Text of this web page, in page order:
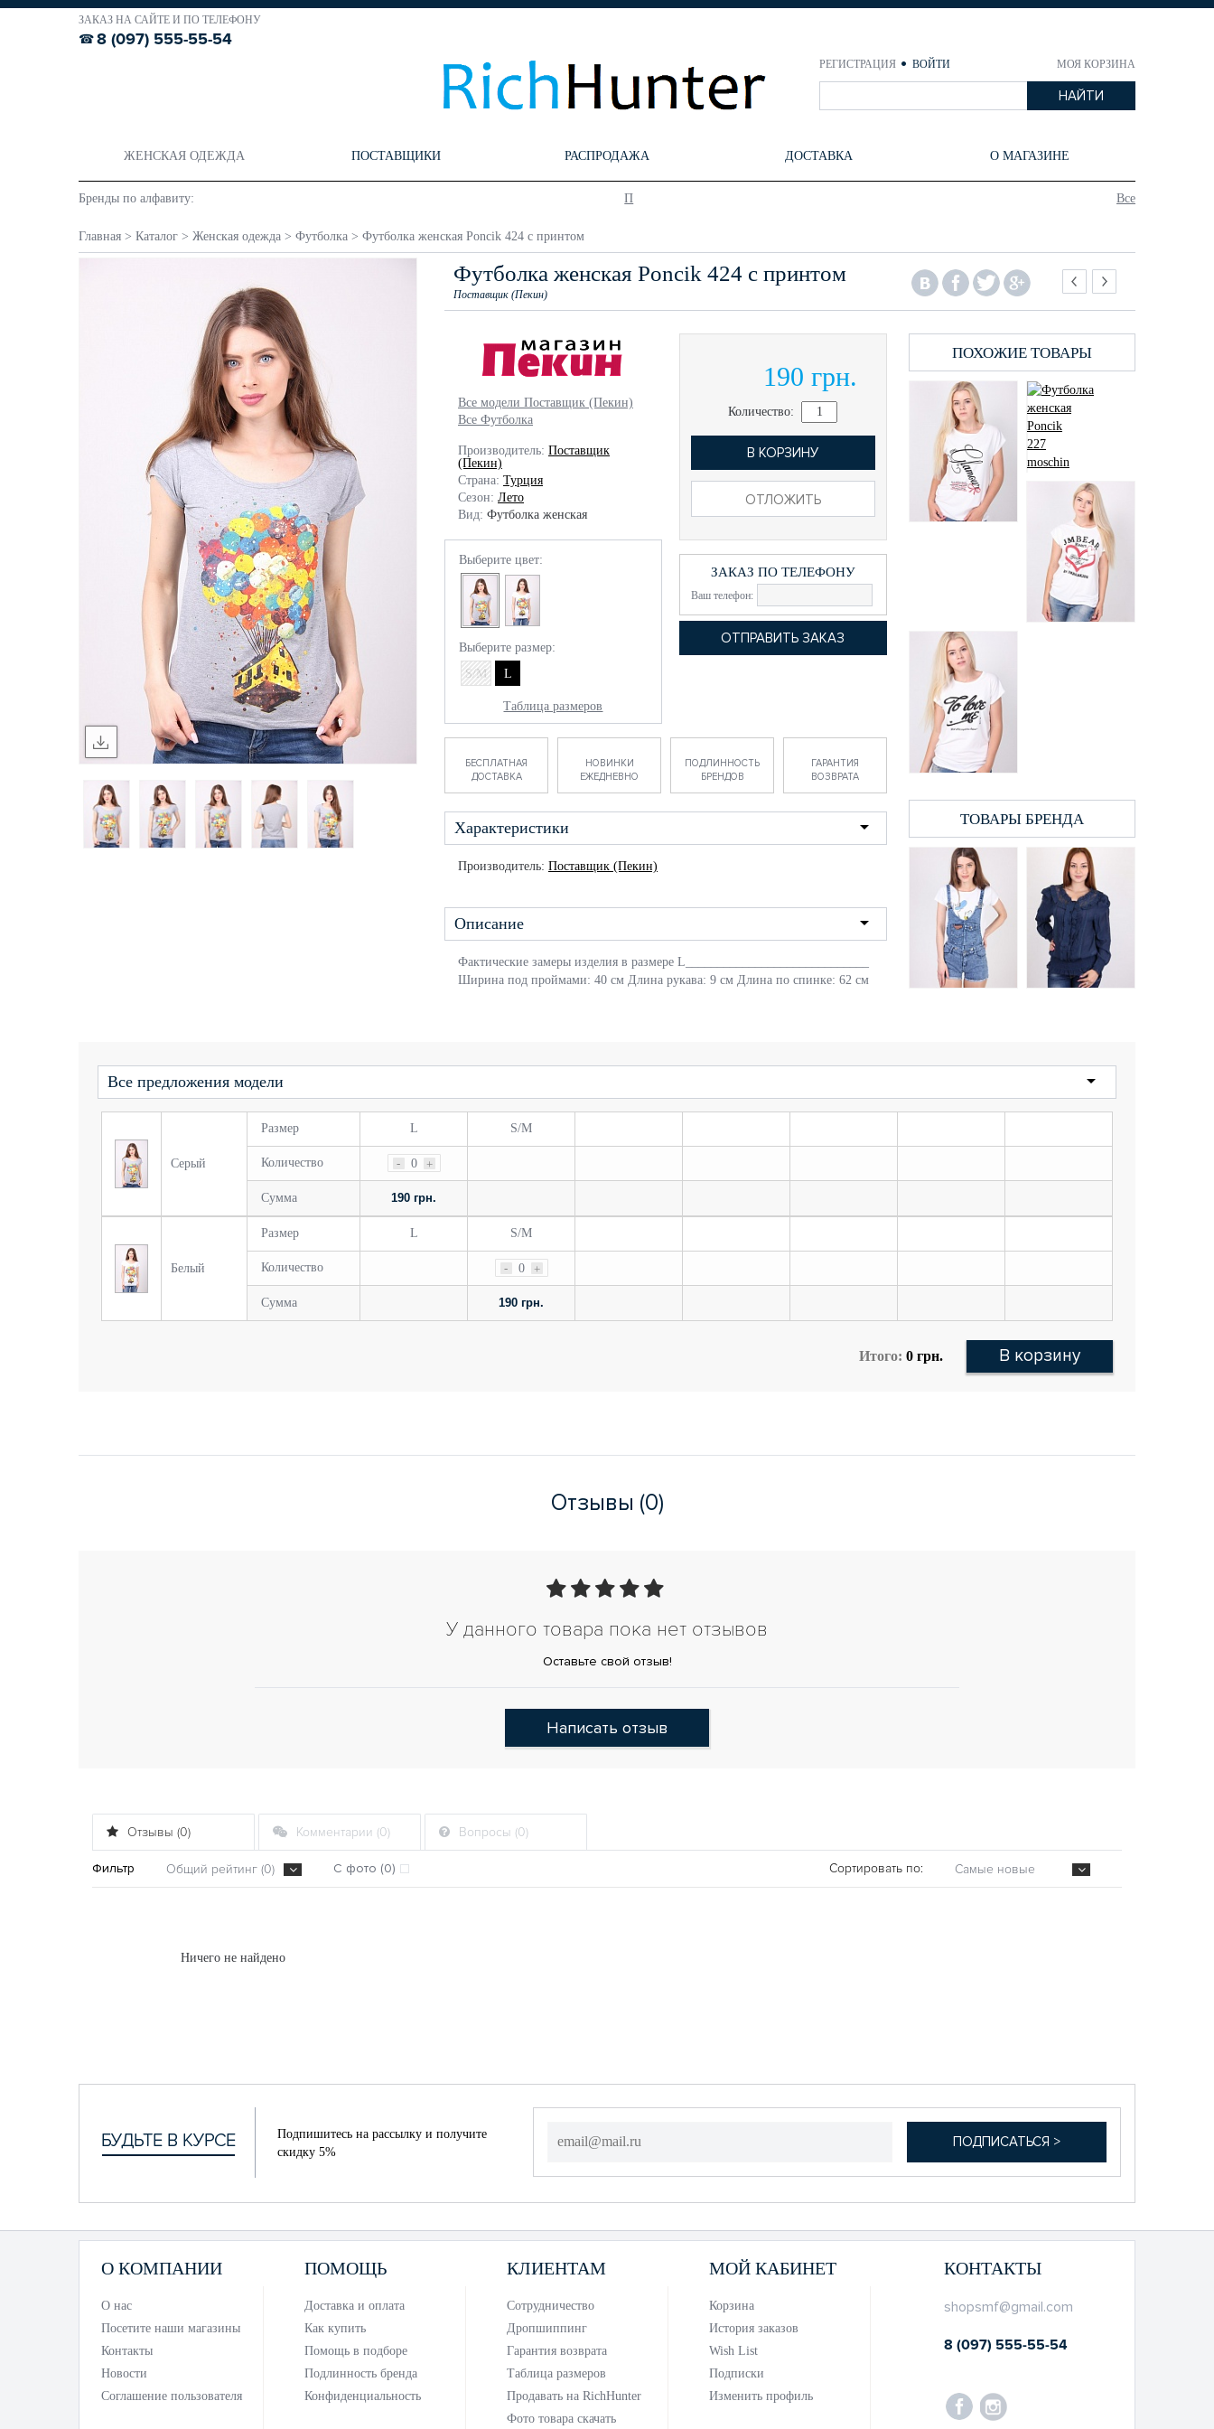
ЗАКАЗ НА САЙТЕ И ПО ТЕЛЕФОНУ
8 (097) 555-55-54
РЕГИСТРАЦИЯ ВОЙТИ МОЯ КОРЗИНА
ЖЕНСКАЯ ОДЕЖДА ПОСТАВЩИКИ РАСПРОДАЖА ДОСТАВКА О МАГАЗИНЕ
Бренды по алфавиту: П Все
Главная > Каталог > Женская одежда > Футболка > Футболка женская Poncik 424 с принтом
Футболка женская Poncik 424 с принтом
Поставщик (Пекин)
Все модели Поставщик (Пекин)
Все Футболка
Производитель: Поставщик
(Пекин)
Страна: Турция
Сезон: Лето
Вид: Футболка женская
Выберите цвет:
Выберите размер:
S/M
L
Таблица размеров
190 грн.
Количество:
В КОРЗИНУ
ОТЛОЖИТЬ
ЗАКАЗ ПО ТЕЛЕФОНУ
Ваш телефон:
БЕСПЛАТНАЯ
ДОСТАВКА
НОВИНКИ
ЕЖЕДНЕВНО
ПОДЛИННОСТЬ
БРЕНДОВ
ГАРАНТИЯ
ВОЗВРАТА
Характеристики
Производитель: Поставщик (Пекин)
Описание
Фактические замеры изделия в размере L_____________________________
Ширина под проймами: 40 см Длина рукава: 9 см Длина по спинке: 62 см
ПОХОЖИЕ ТОВАРЫ
160 грн.
Футболка женская
Poncik 227 moschin
167 грн.
Футболка женская
LadiesFashion 1011 с
принтом
160 грн.
ТОВАРЫ БРЕНДА
Комбинезон женский
366 грн.
Блузка женская
EURO'S 13120 (3039)
194 грн.
Все предложения модели
Серый
Размер
Количество
Сумма
Белый
Размер
Количество
Сумма
L
- 0 +
190 грн.
S/M
L S/M
- 0 +
190 грн.
Итого: 0 грн. В корзину
Отзывы (0)
У данного товара пока нет отзывов
Оставьте свой отзыв!
Написать отзыв
Отзывы (0) Комментарии (0) Вопросы (0)
Фильтр Общий рейтинг (0) С фото (0) Сортировать по: Самые новые
Ничего не найдено
Подпишитесь на рассылку и получите
скидку 5%
О КОМПАНИИ
О нас
Посетите наши магазины
Контакты
Новости
Соглашение пользователя
ПОМОЩЬ
Доставка и оплата
Как купить
Помощь в подборе
Подлинность бренда
Конфиденциальность
КЛИЕНТАМ
Сотрудничество
Дропшиппинг
Гарантия возврата
Таблица размеров
Продавать на RichHunter
Фото товара скачать
МОЙ КАБИНЕТ
Корзина
История заказов
Wish List
Подписки
Изменить профиль
КОНТАКТЫ
shopsmf@gmail.com
8 (097) 555-55-54